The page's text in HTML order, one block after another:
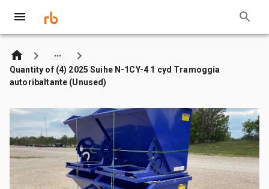
Quantity of (4) 2025 Suihe N-1CY-4 1 cyd Tramoggia
autoribaltante (Unused)